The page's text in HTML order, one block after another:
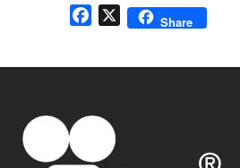
Facebook
X Share